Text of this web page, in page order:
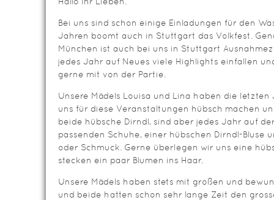
Bei uns sind schon einige Einladungen für den
Jahren boomt auch in Stuttgart das Volkfest.
München ist auch bei uns in Stuttgart
jedes Jahr auf Neues viele Highlights einfallen
gerne mit von der Partie.
Unsere Mädels Louisa und Lina haben die
uns für diese Veranstaltungen hübsch machen
beide hübsche Dirndl, sind aber jedes Jahr auf
passenden Schuhe, einer hübschen Dirndl-Bluse
oder Schmuck. Gerne überlegen wir uns eine
stecken ein paar Blumen ins Haar.
Unsere Mädels haben stets mit großen und
und beide hatten schon sehr lange Zeit den